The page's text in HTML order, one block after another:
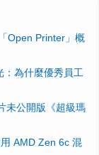
Open Printer」概
：為什麼優秀員工
未公開版《超級瑪
AMD Zen 6c 混